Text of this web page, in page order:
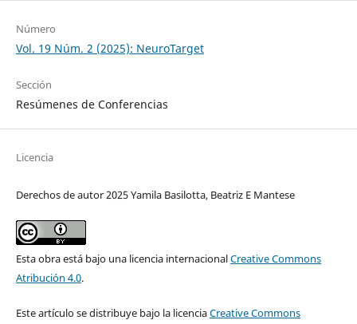
Número
Vol. 19 Núm. 2 (2025): NeuroTarget
Sección
Resúmenes de Conferencias
Licencia
Derechos de autor 2025 Yamila Basilotta, Beatriz E Mantese
Esta obra está bajo una licencia internacionalCreative Commons
Atribución 4.0.
Este artículo se distribuye bajo la licenciaCreative Commons